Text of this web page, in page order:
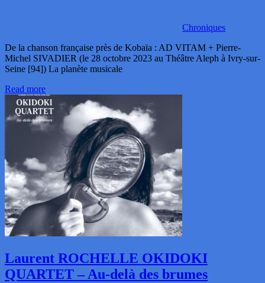
Chroniques
De la chanson française près de Kobaïa : AD VITAM + Pierre-
Michel SIVADIER (le 28 octobre 2023 au Théâtre Aleph à Ivry-sur-
Seine [94]) La planète musicale
Read more
Laurent ROCHELLE OKIDOKI
QUARTET – Au-delà des brumes